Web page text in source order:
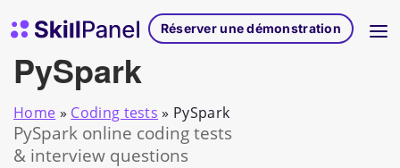
Page d'accueil de SkillPanelRéserver une démonstration
PySpark
Home » Coding tests » PySpark
PySpark online coding tests
& interview questions